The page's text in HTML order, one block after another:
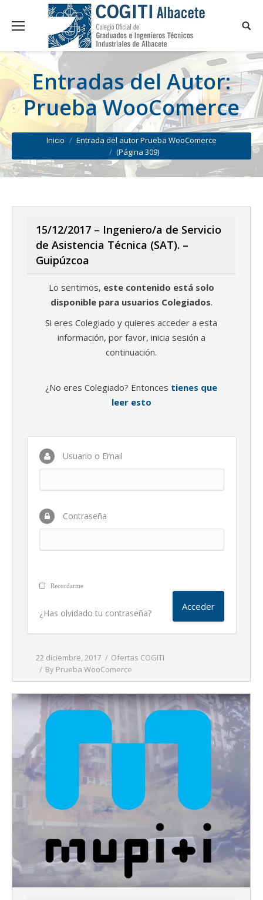
Entradas del Autor:
Prueba WooComerce
You are here:
Inicio
Entrada del autor Prueba WooComerce
(Página 309)
15/12/2017 – Ingeniero/a de Servicio
de Asistencia Técnica (SAT). –
Guipúzcoa
Lo sentimos, este contenido está solo
disponible para usuarios Colegiados.
Si eres Colegiado y quieres acceder a esta
información, por favor, inicia sesión a
continuación.
¿No eres Colegiado? Entonces tienes que
leer esto
Usuario o Email
Contraseña
Recordarme
¿Has olvidado tu contraseña?
22 diciembre, 2017
Ofertas COGITI
By Prueba WooComerce